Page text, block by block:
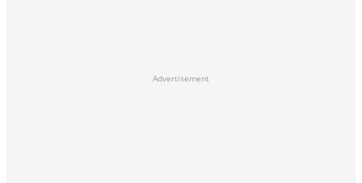
Advertisement